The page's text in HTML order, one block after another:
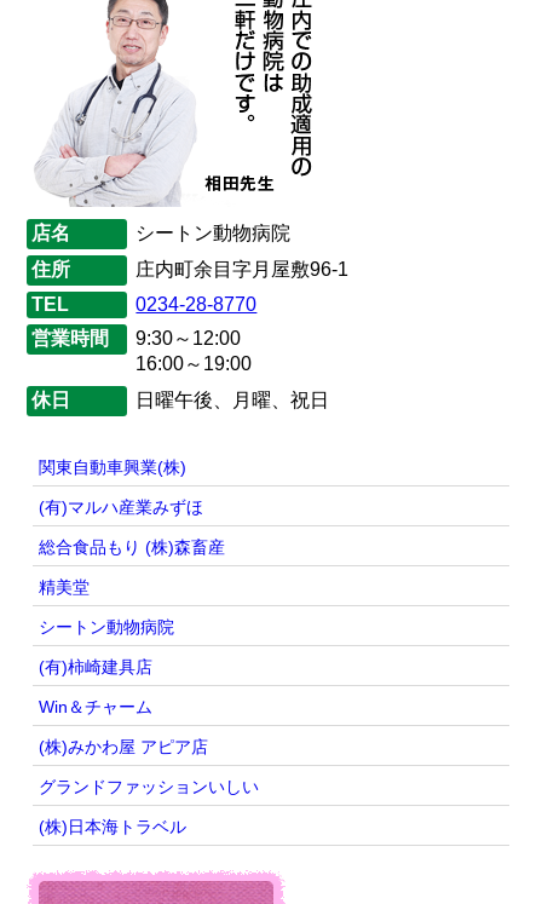
店名
シートン動物病院
住所
庄内町余目字月屋敷96-1
TEL
0234-28-8770
営業時間
9:30～12:00
16:00～19:00
休日
日曜午後、月曜、祝日
関東自動車興業(株)
(有)マルハ産業みずほ
総合食品もり (株)森畜産
精美堂
シートン動物病院
(有)柿崎建具店
Win＆チャーム
(株)みかわ屋 アピア店
グランドファッションいしい
(株)日本海トラベル